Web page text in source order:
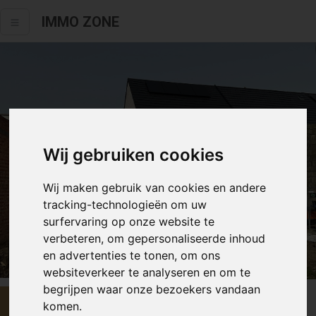
Wij gebruiken cookies
Wij maken gebruik van cookies en andere
tracking-technologieën om uw
surfervaring op onze website te
verbeteren, om gepersonaliseerde inhoud
en advertenties te tonen, om ons
websiteverkeer te analyseren en om te
begrijpen waar onze bezoekers vandaan
komen.
IMMO ZONE
Alle fotos
€ 430 877